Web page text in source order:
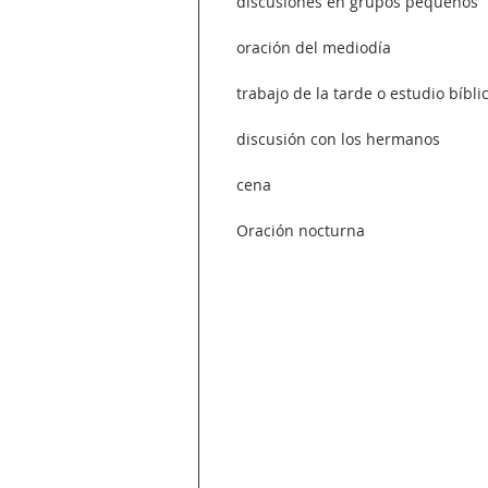
    oración del mediodía
trabajo de la tarde o estudio
    discusión con los hermanos
    cena
    Oración nocturna